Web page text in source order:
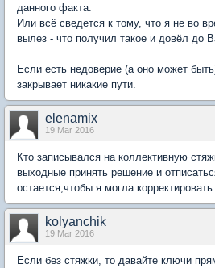
данного факта.
Или всё сведется к тому, что я не во
вылез - что получил такое и довёл до
Если есть недоверие (а оно может
закрывает никакие пути.
elenamix
19 Mar 2016
Кто записывался на коллективную
выходные принять решение и
остается,чтобы я могла
kolyanchik
19 Mar 2016
Если без стяжки, то давайте ключи